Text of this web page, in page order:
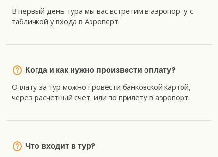
В первый день тура мы вас встретим в аэропорту с
табличкой у входа в Аэропорт.
Когда и как нужно произвести оплату?
Оплату за тур можно провести банковской картой,
через расчетный счет, или по прилету в аэропорт.
Что входит в тур?